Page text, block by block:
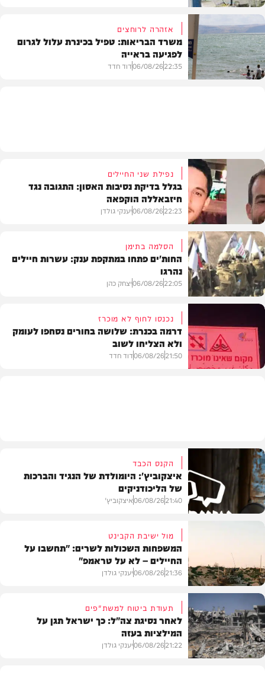
בריאות
אזהרה לרוחצים
משרד הבריאות: טפיל בכינרת עלול לגרום
לפגיעה בראייה
22:35
06/08/26דוד חדד
צבא וביטחון
נפילת שני החיילים
בגלל בדיקת נסיבות האסון: התגובה נגד
חיזבאללה הוקפאה
22:23
06/08/26יענקי גולדן
בעולם
הסלמה בתימן
החות'ים פתחו במתקפת ענק: עשרות חיילים
נהרגו
22:05
06/08/26יצחק כהן
נכנסו לחוף לא מוכרז
דרמה בכנרת: שלושה בחורים נסחפו לעומק
ולא הצליחו לשוב
21:50
06/08/26דוד חדד
חדשות
הקנס הכבד
איצקוביץ': היומולדת של הנגיד והברכות
של הליכודניקים
21:40
06/08/26איצקוביץ'
צבא וביטחון
מול ישיבת הקבינט
המשפחות השכולות לשרים: "תחשבו על
החיילים – לא על טראמפ"
21:36
06/08/26יענקי גולדן
תעודת ביטוח למשת"פים
לאחר נסיגת צה"ל: כך ישראל תגן על
המילציות בעזה
21:22
06/08/26יענקי גולדן